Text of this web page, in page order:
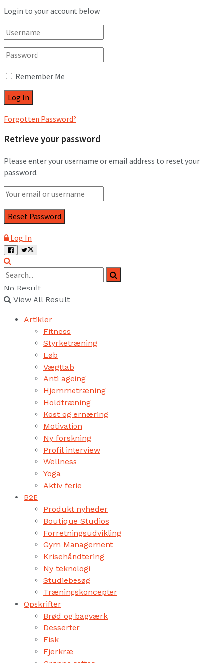
Login to your account below
Remember Me
Forgotten Password?
Retrieve your password
Please enter your username or email address to reset your
password.
Log In
No Result
View All Result
Artikler
Fitness
Styrketræning
Løb
Vægttab
Anti ageing
Hjemmetræning
Holdtræning
Kost og ernæring
Motivation
Ny forskning
Profil interview
Wellness
Yoga
Aktiv ferie
B2B
Produkt nyheder
Boutique Studios
Forretningsudvikling
Gym Management
Krisehåndtering
Ny teknologi
Studiebesøg
Træningskoncepter
Opskrifter
Brød og bagværk
Desserter
Fisk
Fjerkræ